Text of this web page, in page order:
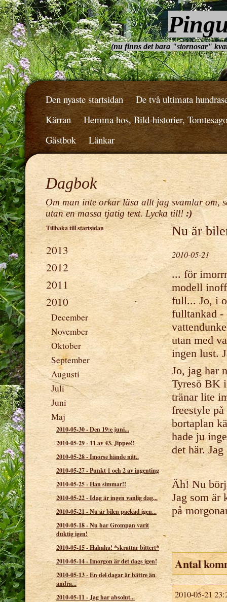
(nu finns det bara "stornosar"
Den nyaste startsidan
De två ultimata
Kärran
Hemma hos, Bild-historier,
Gästbok
Länkar
Dagbok
Om man inte orkar läsa allt jag svamlar om,
utan en massa tjatig text. Lycka till!:)
Tillbaka till startsidan
2013
2012
2011
2010
December
November
Oktober
September
Augusti
Juli
Juni
Maj
2010-05-30-Den 19:e juni...
2010-05-29-11 av 43. Jippee!!
2010-05-28-Imorse hände nåt..
2010-05-27-Punkt 1 och 2 av ingenting
2010-05-25-Han simmar!!
2010-05-22-Idag är ingen vanlig dag...
2010-05-21 -Nu är bilen packad igen...
2010-05-18-Nu har Grompan varit
duktig igen!
2010-05-15-Hahaha! *skrattar bittert*
2010-05-14-Imorgon är det dags igen!
2010-05-13-En del dagar är bättre än
andra...
2010-05-11-Jag har absolut...
Nu är
2010-05-21
... för
modell
full... Jo, i
fulltankad -
utan med
ingen lust.
Jo, jag har
Tyresö BK
tränar lite
freestyle
bortaplan
hade ju
det här.
Äh! Nu
Jag som är
på
Antal
2010-05-21